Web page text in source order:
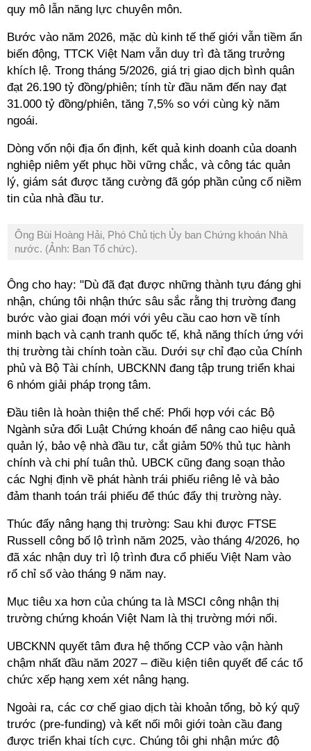
quy mô lẫn năng lực chuyên môn.
Bước vào năm 2026, mặc dù kinh tế thế giới vẫn tiềm ẩn
biến động, TTCK Việt Nam vẫn duy trì đà tăng trưởng
khích lệ. Trong tháng 5/2026, giá trị giao dịch bình quân
đạt 26.190 tỷ đồng/phiên; tính từ đầu năm đến nay đạt
31.000 tỷ đồng/phiên, tăng 7,5% so với cùng kỳ năm
ngoái.
Dòng vốn nội địa ổn định, kết quả kinh doanh của doanh
nghiệp niêm yết phục hồi vững chắc, và công tác quản
lý, giám sát được tăng cường đã góp phần củng cố niềm
tin của nhà đầu tư.
Ông Bùi Hoàng Hải, Phó Chủ tịch Ủy ban Chứng khoán Nhà
nước. (Ảnh: Ban Tổ chức).
Ông cho hay: "Dù đã đạt được những thành tựu đáng ghi
nhận, chúng tôi nhận thức sâu sắc rằng thị trường đang
bước vào giai đoạn mới với yêu cầu cao hơn về tính
minh bạch và cạnh tranh quốc tế, khả năng thích ứng với
thị trường tài chính toàn cầu. Dưới sự chỉ đạo của Chính
phủ và Bộ Tài chính, UBCKNN đang tập trung triển khai
6 nhóm giải pháp trọng tâm.
Đầu tiên là hoàn thiện thể chế: Phối hợp với các Bộ
Ngành sửa đổi Luật Chứng khoán để nâng cao hiệu quả
quản lý, bảo vệ nhà đầu tư, cắt giảm 50% thủ tục hành
chính và chi phí tuân thủ. UBCK cũng đang soạn thảo
các Nghị định về phát hành trái phiếu riêng lẻ và bảo
đảm thanh toán trái phiếu để thúc đẩy thị trường này.
Thúc đẩy nâng hạng thị trường: Sau khi được FTSE
Russell công bố lộ trình năm 2025, vào tháng 4/2026, họ
đã xác nhận duy trì lộ trình đưa cổ phiếu Việt Nam vào
rổ chỉ số vào tháng 9 năm nay.
Mục tiêu xa hơn của chúng ta là MSCI công nhận thị
trường chứng khoán Việt Nam là thị trường mới nổi.
UBCKNN quyết tâm đưa hệ thống CCP vào vận hành
chậm nhất đầu năm 2027 – điều kiện tiên quyết để các tổ
chức xếp hạng xem xét nâng hạng.
Ngoài ra, các cơ chế giao dịch tài khoản tổng, bỏ ký quỹ
trước (pre-funding) và kết nối môi giới toàn cầu đang
được triển khai tích cực. Chúng tôi ghi nhận mức độ